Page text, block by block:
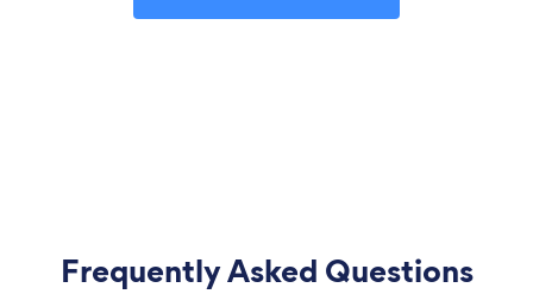
Frequently Asked Questions